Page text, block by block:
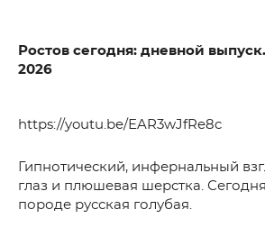
Ростов сегодня: дневной выпуск.
2026
https://youtu.be/EAR3wJfRe8c
Гипнотический, инфернальный
глаз и плюшевая шерстка.
породе русская голубая.